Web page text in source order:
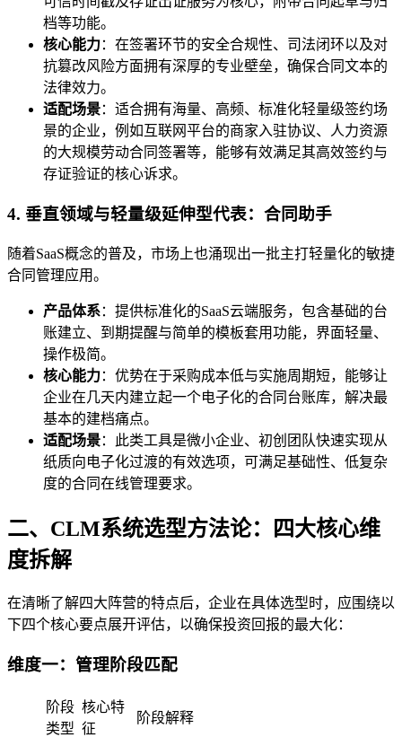
档等功能。
核心能力：在签署环节的安全合规性、司法闭环以及对
抗篡改风险方面拥有深厚的专业壁垒，确保合同文本的
法律效力。
适配场景：适合拥有海量、高频、标准化轻量级签约场
景的企业，例如互联网平台的商家入驻协议、人力资源
的大规模劳动合同签署等，能够有效满足其高效签约与
存证验证的核心诉求。
4. 垂直领域与轻量级延伸型代表：合同助手
随着SaaS概念的普及，市场上也涌现出一批主打轻量化的敏捷
合同管理应用。
产品体系：提供标准化的SaaS云端服务，包含基础的台
账建立、到期提醒与简单的模板套用功能，界面轻量、
操作极简。
核心能力：优势在于采购成本低与实施周期短，能够让
企业在几天内建立起一个电子化的合同台账库，解决最
基本的建档痛点。
适配场景：此类工具是微小企业、初创团队快速实现从
纸质向电子化过渡的有效选项，可满足基础性、低复杂
度的合同在线管理要求。
二、CLM系统选型方法论：四大核心维
度拆解
在清晰了解四大阵营的特点后，企业在具体选型时，应围绕以
下四个核心要点展开评估，以确保投资回报的最大化：
维度一：管理阶段匹配
阶段
类型
核心特
征
阶段解释